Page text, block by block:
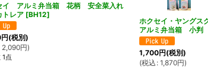
イ アルミ弁当箱 花柄 安全菜入れ
レア [BH12]
円(税別)
2,090円)
1点
ホクセイ・ヤングス
アルミ弁当箱 小
1,700円(税別)
(税込 : 1,870円)